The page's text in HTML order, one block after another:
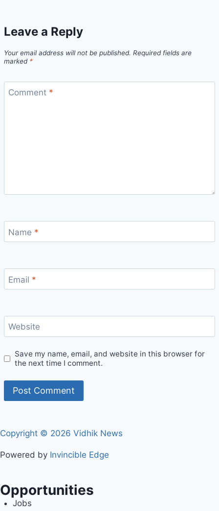
Leave a Reply
Your email address will not be published. Required fields are
marked *
Comment *
Name *
Email *
Website
Save my name, email, and website in this browser for
the next time I comment.
Copyright © 2026 Vidhik News
Powered by Invincible Edge
Opportunities
Jobs